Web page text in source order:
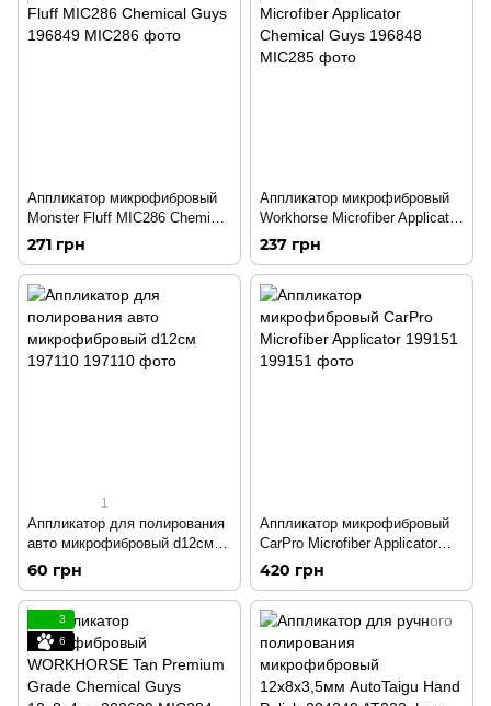
Аппликатор микрофибровый
Monster Fluff MIC286 Chemical
Guys 196849
271 грн
Аппликатор микрофибровый
Workhorse Microfiber Applicator
Chemical Guys 196848
237 грн
1
Аппликатор для полирования
авто микрофибровый d12см
197110
60 грн
Аппликатор микрофибровый
CarPro Microfiber Applicator
199151
420 грн
3
6